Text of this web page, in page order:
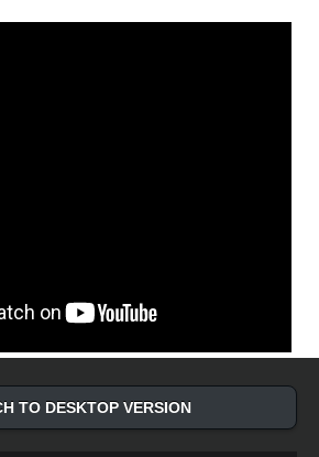
TO DESKTOP VERSION